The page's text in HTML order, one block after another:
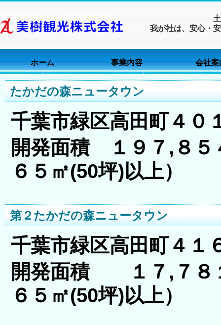
我が社は、安心・
たかだの森ニュータウン
千葉市緑区高田町４０
開発面積 １９７,８
６５㎡(50坪)以上）
第２たかだの森ニュータウン
千葉市緑区高田町４１
開発面積 １７,７
６５㎡(50坪)以上）
ホーム 事業内容 会社案